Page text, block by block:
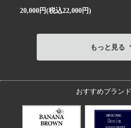
20,000円(税込22,000円)
もっと見る
おすすめブランド